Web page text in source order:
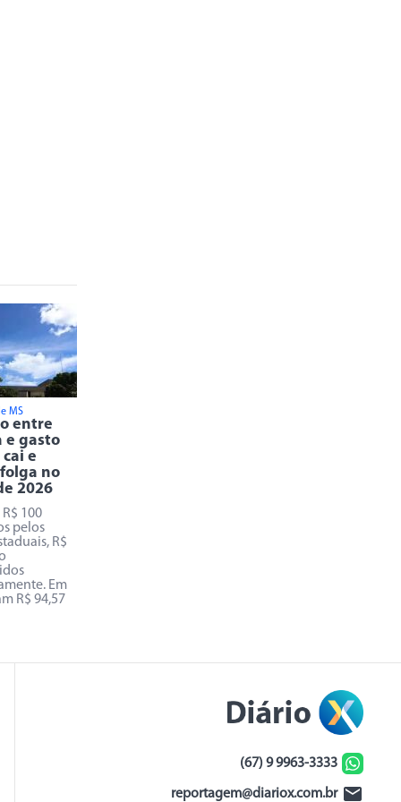
MS
entre
e gasto
cai e
no
2026
100
pelos
R$
Em
R$ 94,57
(67) 9 9963-3333
reportagem@diariox.com.br